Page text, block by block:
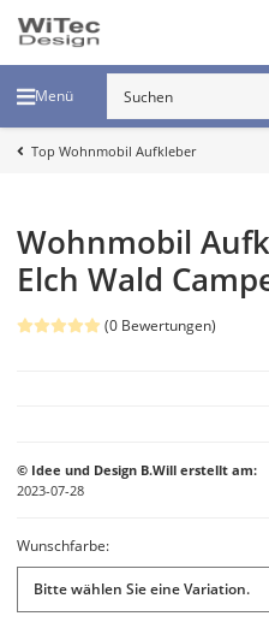
Menü
Top Wohnmobil Aufkleber
Wohnmobil
Elch Wald
(0 Bewertungen)
© Idee und Design B.Will erstellt am:
2023-07-28
Wunschfarbe:
Bitte wählen Sie eine Variation.